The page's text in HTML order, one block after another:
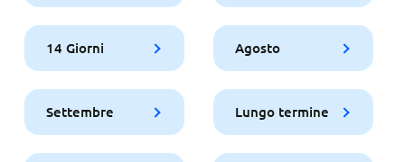
14 Giorni Agosto
Settembre Lungo termine